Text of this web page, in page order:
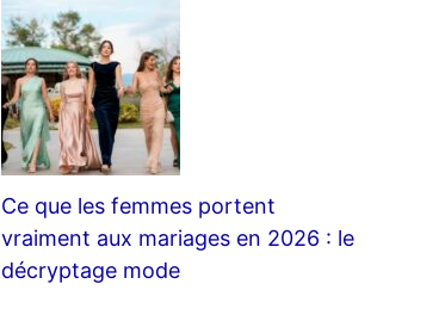
Ce que les femmes portent
vraiment aux mariages en 2026 : le
décryptage mode